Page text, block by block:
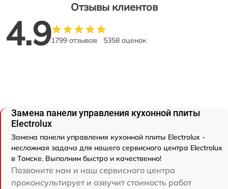
Отзывы клиентов
4.91799 отзывов 5358 оценок
Замена панели управления кухонной плиты
Electrolux
Замена панели управления кухонной плиты Electrolux -
несложная задача для нашего сервисного центра Electrolux
в Томске. Выполним быстро и качественно!
Позвоните нам и наш сервисного центра
проконсультирует и озвучит стоимость работ